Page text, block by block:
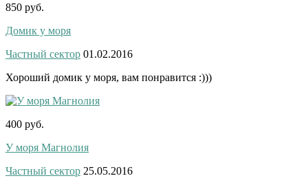
850 руб.
Домик у моря
Частный сектор 01.02.2016
Хороший домик у моря, вам понравится :)))
400 руб.
У моря Магнолия
Частный сектор 25.05.2016